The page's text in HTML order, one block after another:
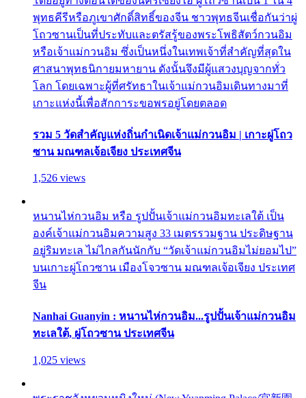
พุทธคีรีหรือภูเขาศักดิ์สิทธิ์ของจีน ชาวพุทธจีนเชื่อกันว่าผู่
โถวซานเป็นที่ประทับและตรัสรู้ของพระโพธิสัตว์กวนอิม
หรือเจ้าแม่กวนอิม ซึ่งเป็นหนึ่งในเทพเจ้าที่สำคัญที่สุดใน
ศาสนาพุทธนิกายมหายาน ดังนั้นจึงมีผู้แสวงบุญจากทั่ว
โลก โดยเฉพาะผู้ที่ศรัทธาในเจ้าแม่กวนอิมเดินทางมาที่
เกาะแห่งนี้เพื่อสักการะขอพรอยู่โดยตลอด
รวม 5 วัดสำคัญแห่งถิ่นกำเนิดเจ้าแม่กวนอิม | เกาะผู่โถว
ซาน มณฑลเจ้อเจียง ประเทศจีน
1,526 views
หนานไห่กวนอิม หรือ รูปปั้นเจ้าแม่กวนอิมทะเลใต้ เป็น
องค์เจ้าแม่กวนอิมความสูง 33 เมตรรวมฐาน ประดิษฐาน
อยู่ริมทะเล ไม่ไกลกันนักกับ “วัดเจ้าแม่กวนอิมไม่ยอมไป”
บนเกาะผู่โถวซาน เมืองโจวซาน มณฑลเจ้อเจียง ประเทศ
จีน
Nanhai Guanyin : หนานไห่กวนอิม...รูปปั้นเจ้าแม่กวนอิม
ทะเลใต้, ผู่โถวซาน ประเทศจีน
1,025 views